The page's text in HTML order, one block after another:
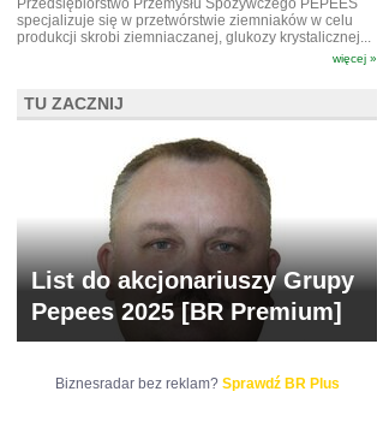
Przedsiębiorstwo Przemysłu Spożywczego PEPEES
specjalizuje się w przetwórstwie ziemniaków w celu
produkcji skrobi ziemniaczanej, glukozy krystalicznej...
więcej »
TU ZACZNIJ
List do akcjonariuszy Grupy
Pepees 2025 [BR Premium]
Biznesradar bez reklam? Sprawdź BR Plus